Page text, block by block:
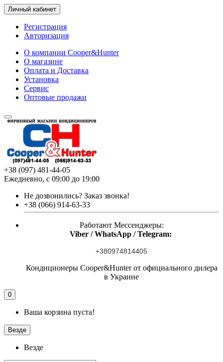
Личный кабинет
Регистрация
Авторизация
О компании Cooper&Hunter
О магазине
Оплата и Доставка
Установка
Сервис
Оптовые продажи
+38 (097) 481-44-05
Ежедневно, с 09:00 до 19:00
Не дозвонились? Заказ звонка!
+38 (066) 914-63-33
Работают Мессенджеры:
Viber / WhatsApp / Telegram:
+380974814405
Кондиционеры Cooper&Hunter от официального дилера
в Украине
0
Ваша корзина пуста!
Везде
Везде